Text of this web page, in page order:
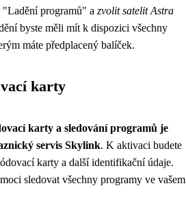
programů" a zvolit satelit Astra
byste měli mít k dispozici všechny
máte předplacený balíček.
karty
karty a sledování programů je
servis Skylink. K aktivaci budete
karty a další identifikační údaje.
sledovat všechny programy ve vašem